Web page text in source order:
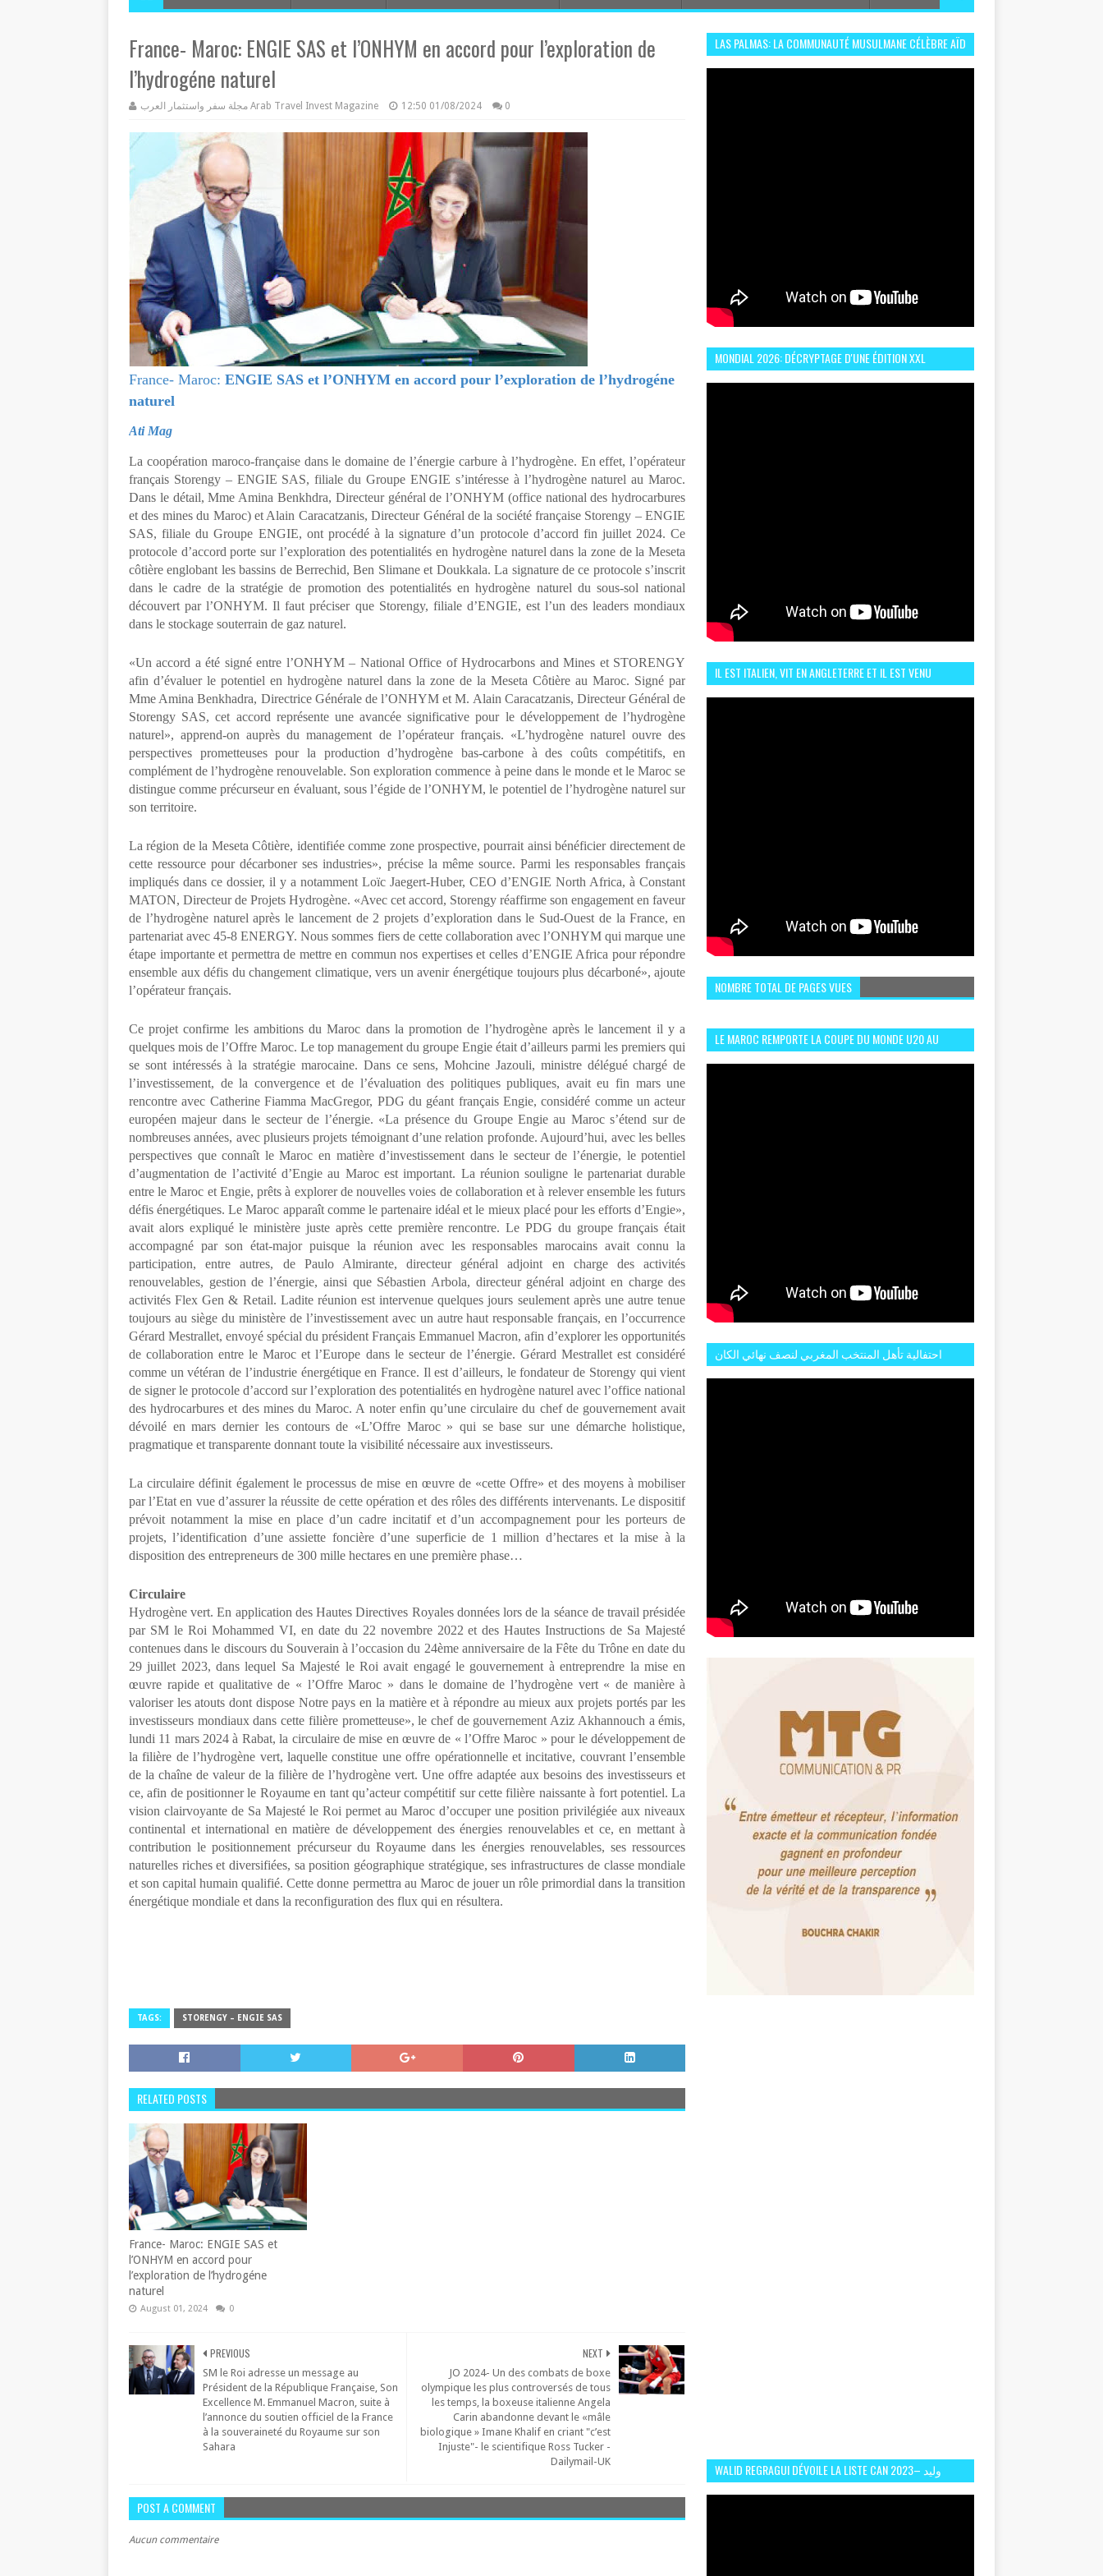
France- Maroc: ENGIE SAS et l’ONHYM en accord pour l’exploration de
l’hydrogéne naturel
مجلة سفر واستثمار العرب Arab Travel Invest Magazine 12:50 01/08/2024 0
France- Maroc: ENGIE SAS et l’ONHYM en accord pour l’exploration de l’hydrogéne
naturel
Ati Mag
La coopération maroco-française dans le domaine de l’énergie carbure à l’hydrogène. En effet, l’opérateur
français Storengy – ENGIE SAS, filiale du Groupe ENGIE s’intéresse à l’hydrogène naturel au Maroc.
Dans le détail, Mme Amina Benkhdra, Directeur général de l’ONHYM (office national des hydrocarbures
et des mines du Maroc) et Alain Caracatzanis, Directeur Général de la société française Storengy – ENGIE
SAS, filiale du Groupe ENGIE, ont procédé à la signature d’un protocole d’accord fin juillet 2024. Ce
protocole d’accord porte sur l’exploration des potentialités en hydrogène naturel dans la zone de la Meseta
côtière englobant les bassins de Berrechid, Ben Slimane et Doukkala. La signature de ce protocole s’inscrit
dans le cadre de la stratégie de promotion des potentialités en hydrogène naturel du sous-sol national
découvert par l’ONHYM. Il faut préciser que Storengy, filiale d’ENGIE, est l’un des leaders mondiaux
dans le stockage souterrain de gaz naturel.
«Un accord a été signé entre l’ONHYM – National Office of Hydrocarbons and Mines et STORENGY
afin d’évaluer le potentiel en hydrogène naturel dans la zone de la Meseta Côtière au Maroc. Signé par
Mme Amina Benkhadra, Directrice Générale de l’ONHYM et M. Alain Caracatzanis, Directeur Général de
Storengy SAS, cet accord représente une avancée significative pour le développement de l’hydrogène
naturel», apprend-on auprès du management de l’opérateur français. «L’hydrogène naturel ouvre des
perspectives prometteuses pour la production d’hydrogène bas-carbone à des coûts compétitifs, en
complément de l’hydrogène renouvelable. Son exploration commence à peine dans le monde et le Maroc se
distingue comme précurseur en évaluant, sous l’égide de l’ONHYM, le potentiel de l’hydrogène naturel sur
son territoire.
La région de la Meseta Côtière, identifiée comme zone prospective, pourrait ainsi bénéficier directement de
cette ressource pour décarboner ses industries», précise la même source. Parmi les responsables français
impliqués dans ce dossier, il y a notamment Loïc Jaegert-Huber, CEO d’ENGIE North Africa, à Constant
MATON, Directeur de Projets Hydrogène. «Avec cet accord, Storengy réaffirme son engagement en faveur
de l’hydrogène naturel après le lancement de 2 projets d’exploration dans le Sud-Ouest de la France, en
partenariat avec 45-8 ENERGY. Nous sommes fiers de cette collaboration avec l’ONHYM qui marque une
étape importante et permettra de mettre en commun nos expertises et celles d’ENGIE Africa pour répondre
ensemble aux défis du changement climatique, vers un avenir énergétique toujours plus décarboné», ajoute
l’opérateur français.
Ce projet confirme les ambitions du Maroc dans la promotion de l’hydrogène après le lancement il y a
quelques mois de l’Offre Maroc. Le top management du groupe Engie était d’ailleurs parmi les premiers qui
se sont intéressés à la stratégie marocaine. Dans ce sens, Mohcine Jazouli, ministre délégué chargé de
l’investissement, de la convergence et de l’évaluation des politiques publiques, avait eu fin mars une
rencontre avec Catherine Fiamma MacGregor, PDG du géant français Engie, considéré comme un acteur
européen majeur dans le secteur de l’énergie. «La présence du Groupe Engie au Maroc s’étend sur de
nombreuses années, avec plusieurs projets témoignant d’une relation profonde. Aujourd’hui, avec les belles
perspectives que connaît le Maroc en matière d’investissement dans le secteur de l’énergie, le potentiel
d’augmentation de l’activité d’Engie au Maroc est important. La réunion souligne le partenariat durable
entre le Maroc et Engie, prêts à explorer de nouvelles voies de collaboration et à relever ensemble les futurs
défis énergétiques. Le Maroc apparaît comme le partenaire idéal et le mieux placé pour les efforts d’Engie»,
avait alors expliqué le ministère juste après cette première rencontre. Le PDG du groupe français était
accompagné par son état-major puisque la réunion avec les responsables marocains avait connu la
participation, entre autres, de Paulo Almirante, directeur général adjoint en charge des activités
renouvelables, gestion de l’énergie, ainsi que Sébastien Arbola, directeur général adjoint en charge des
activités Flex Gen & Retail. Ladite réunion est intervenue quelques jours seulement après une autre tenue
toujours au siège du ministère de l’investissement avec un autre haut responsable français, en l’occurrence
Gérard Mestrallet, envoyé spécial du président Français Emmanuel Macron, afin d’explorer les opportunités
de collaboration entre le Maroc et l’Europe dans le secteur de l’énergie. Gérard Mestrallet est considéré
comme un vétéran de l’industrie énergétique en France. Il est d’ailleurs, le fondateur de Storengy qui vient
de signer le protocole d’accord sur l’exploration des potentialités en hydrogène naturel avec l’office national
des hydrocarbures et des mines du Maroc. A noter enfin qu’une circulaire du chef de gouvernement avait
dévoilé en mars dernier les contours de «L’Offre Maroc » qui se base sur une démarche holistique,
pragmatique et transparente donnant toute la visibilité nécessaire aux investisseurs.
La circulaire définit également le processus de mise en œuvre de «cette Offre» et des moyens à mobiliser
par l’Etat en vue d’assurer la réussite de cette opération et des rôles des différents intervenants. Le dispositif
prévoit notamment la mise en place d’un cadre incitatif et d’un accompagnement pour les porteurs de
projets, l’identification d’une assiette foncière d’une superficie de 1 million d’hectares et la mise à la
disposition des entrepreneurs de 300 mille hectares en une première phase…
Circulaire
Hydrogène vert. En application des Hautes Directives Royales données lors de la séance de travail présidée
par SM le Roi Mohammed VI, en date du 22 novembre 2022 et des Hautes Instructions de Sa Majesté
contenues dans le discours du Souverain à l’occasion du 24ème anniversaire de la Fête du Trône en date du
29 juillet 2023, dans lequel Sa Majesté le Roi avait engagé le gouvernement à entreprendre la mise en
œuvre rapide et qualitative de « l’Offre Maroc » dans le domaine de l’hydrogène vert « de manière à
valoriser les atouts dont dispose Notre pays en la matière et à répondre au mieux aux projets portés par les
investisseurs mondiaux dans cette filière prometteuse», le chef de gouvernement Aziz Akhannouch a émis,
lundi 11 mars 2024 à Rabat, la circulaire de mise en œuvre de « l’Offre Maroc » pour le développement de
la filière de l’hydrogène vert, laquelle constitue une offre opérationnelle et incitative, couvrant l’ensemble
de la chaîne de valeur de la filière de l’hydrogène vert. Une offre adaptée aux besoins des investisseurs et
ce, afin de positionner le Royaume en tant qu’acteur compétitif sur cette filière naissante à fort potentiel. La
vision clairvoyante de Sa Majesté le Roi permet au Maroc d’occuper une position privilégiée aux niveaux
continental et international en matière de développement des énergies renouvelables et ce, en mettant à
contribution le positionnement précurseur du Royaume dans les énergies renouvelables, ses ressources
naturelles riches et diversifiées, sa position géographique stratégique, ses infrastructures de classe mondiale
et son capital humain qualifié. Cette donne permettra au Maroc de jouer un rôle primordial dans la transition
énergétique mondiale et dans la reconfiguration des flux qui en résultera.
TAGS: STORENGY – ENGIE SAS
RELATED POSTS
France- Maroc: ENGIE SAS et
l’ONHYM en accord pour
l’exploration de l’hydrogéne
naturel
August 01, 2024 0
NEXT
JO 2024- Un des combats de boxe
olympique les plus controversés de tous
les temps, la boxeuse italienne Angela
Carin abandonne devant le «mâle
biologique » Imane Khalif en criant "c’est
Injuste"- le scientifique Ross Tucker -
Dailymail-UK
PREVIOUS
SM le Roi adresse un message au
Président de la République Française, Son
Excellence M. Emmanuel Macron, suite à
l’annonce du soutien officiel de la France
à la souveraineté du Royaume sur son
Sahara
POST A COMMENT
Aucun commentaire
LAS PALMAS: LA COMMUNAUTÉ MUSULMANE CÉLÈBRE AÏD
MONDIAL 2026: DÉCRYPTAGE D'UNE ÉDITION XXL
IL EST ITALIEN, VIT EN ANGLETERRE ET IL EST VENU
NOMBRE TOTAL DE PAGES VUES
LE MAROC REMPORTE LA COUPE DU MONDE U20 AU
احتفالية تأهل المنتخب المغربي لنصف نهائي الكان
WALID REGRAGUI DÉVOILE LA LISTE CAN 2023– وليد